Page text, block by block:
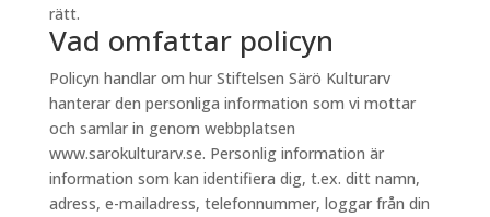
rätt.
Vad omfattar policyn
Policyn handlar om hur Stiftelsen Särö Kulturarv
hanterar den personliga information som vi mottar
och samlar in genom webbplatsen
www.sarokulturarv.se. Personlig information är
information som kan identifiera dig, t.ex. ditt namn,
adress, e-mailadress, telefonnummer, loggar från din